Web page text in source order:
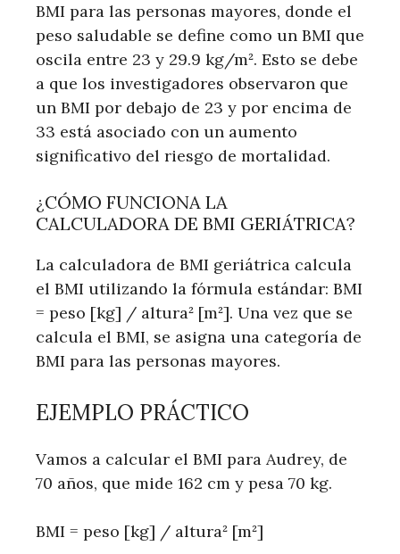
BMI para las personas mayores, donde el
peso saludable se define como un BMI que
oscila entre 23 y 29.9 kg/m². Esto se debe
a que los investigadores observaron que
un BMI por debajo de 23 y por encima de
33 está asociado con un aumento
significativo del riesgo de mortalidad.
¿CÓMO FUNCIONA LA
CALCULADORA DE BMI GERIÁTRICA?
La calculadora de BMI geriátrica calcula
el BMI utilizando la fórmula estándar: BMI
= peso [kg] / altura² [m²]. Una vez que se
calcula el BMI, se asigna una categoría de
BMI para las personas mayores.
EJEMPLO PRÁCTICO
Vamos a calcular el BMI para Audrey, de
70 años, que mide 162 cm y pesa 70 kg.
BMI = peso [kg] / altura² [m²]